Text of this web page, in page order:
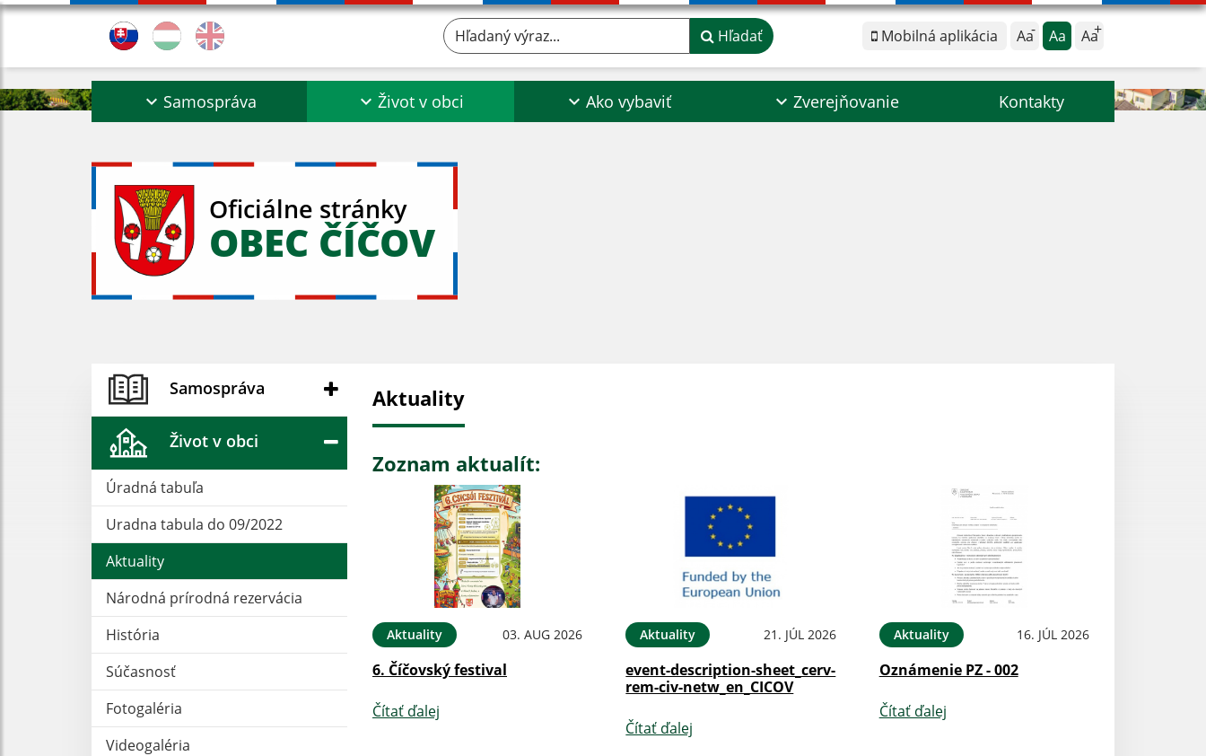
Mobilná aplikácia Aa Aa Aa
Hľadaný výraz... Hľadať
Samospráva Život v obci Ako vybaviť Zverejňovanie Kontakty
Oficiálne stránky
OBEC ČÍČOV
Samospráva
Život v obci
Úradná tabuľa
Uradna tabula do 09/2022
Aktuality
Národná prírodná rezervácia
História
Súčasnosť
Fotogaléria
Videogaléria
Aktuality
Zoznam aktualít:
Aktuality 03. AUG 2026
6. Číčovský festival
Čítať ďalej
Aktuality 21. JÚL 2026
event-description-sheet_cerv-
rem-civ-netw_en_CICOV
Čítať ďalej
Aktuality 16. JÚL 2026
Oznámenie PZ - 002
Čítať ďalej